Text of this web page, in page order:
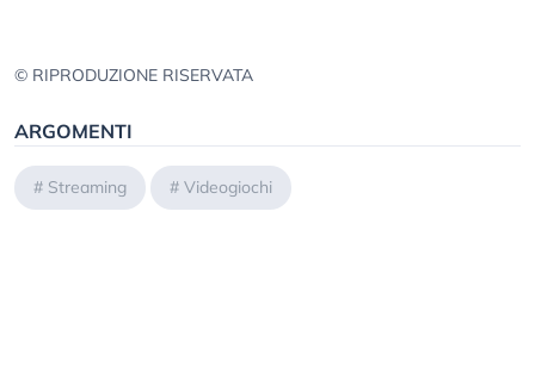
© RIPRODUZIONE RISERVATA
ARGOMENTI
# Streaming # Videogiochi